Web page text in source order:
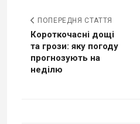
ПОПЕРЕДНЯ СТАТТЯ
Короткочасні дощі
та грози: яку погоду
прогнозують на
неділю